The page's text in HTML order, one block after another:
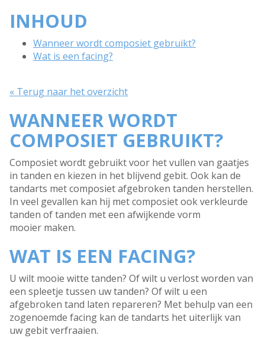
INHOUD
Wanneer wordt composiet gebruikt?
Wat is een facing?
« Terug naar het overzicht
WANNEER WORDT
COMPOSIET GEBRUIKT?
Composiet wordt gebruikt voor het vullen van gaatjes
in tanden en kiezen in het blijvend gebit. Ook kan de
tandarts met composiet afgebroken tanden herstellen.
In veel gevallen kan hij met composiet ook verkleurde
tanden of tanden met een afwijkende vorm
mooier maken.
WAT IS EEN FACING?
U wilt mooie witte tanden? Of wilt u verlost worden van
een spleetje tussen uw tanden? Of wilt u een
afgebroken tand laten repareren? Met behulp van een
zogenoemde facing kan de tandarts het uiterlijk van
uw gebit verfraaien.